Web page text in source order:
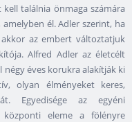
kell találnia önmaga számára
él. Adler szerint, ha
az embert változtatjuk
Alfred Adler az életcélt
négy éves korukra alakítják ki
olyan élményeket keres,
Egyedisége az egyéni
központi eleme a fölényre